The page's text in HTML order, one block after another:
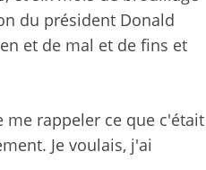
du président Donald
et de mal et de fins et
me rappeler ce que c'était
Je voulais, j'ai